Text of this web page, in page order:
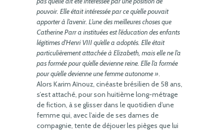
pouvoir. Elle était intéressée par ce qu’elle pouvait
apporter à l’avenir. L’une des meilleures choses que
Catherine Parr a instituées est l’éducation des enfants
légitimes d’Henri VIII qu’elle a adoptés. Elle était
particulièrement attachée à Elizabeth, mais elle ne l’a
pas formée pour qu’elle devienne reine. Elle l’a formée
pour qu’elle devienne une femme autonome ».
Alors Karim Aïnouz, cinéaste brésilien de 58 ans,
s’est attaché, pour son huitième long-métrage
de fiction, à se glisser dans le quotidien d’une
femme qui, avec l’aide de ses dames de
compagnie, tente de déjouer les pièges que lui